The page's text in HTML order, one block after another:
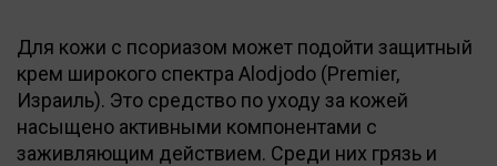
Для кожи с псориазом может подойти защитный
крем широкого спектра Alodjodo (Premier,
Израиль). Это средство по уходу за кожей
насыщено активными компонентами с
заживляющим действием. Среди них грязь и